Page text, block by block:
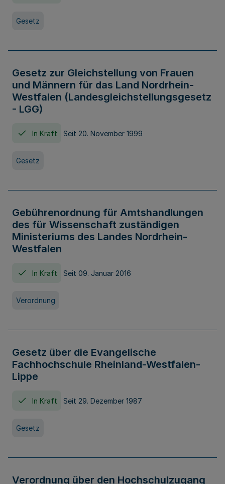
Gesetz
Gesetz zur Gleichstellung von Frauen
und Männern für das Land Nordrhein-
Westfalen (Landesgleichstellungsgesetz
- LGG)
In Kraft Seit 20. November 1999
Gesetz
Gebührenordnung für Amtshandlungen
des für Wissenschaft zuständigen
Ministeriums des Landes Nordrhein-
Westfalen
In Kraft Seit 09. Januar 2016
Verordnung
Gesetz über die Evangelische
Fachhochschule Rheinland-Westfalen-
Lippe
In Kraft Seit 29. Dezember 1987
Gesetz
Verordnung über den Hochschulzugang